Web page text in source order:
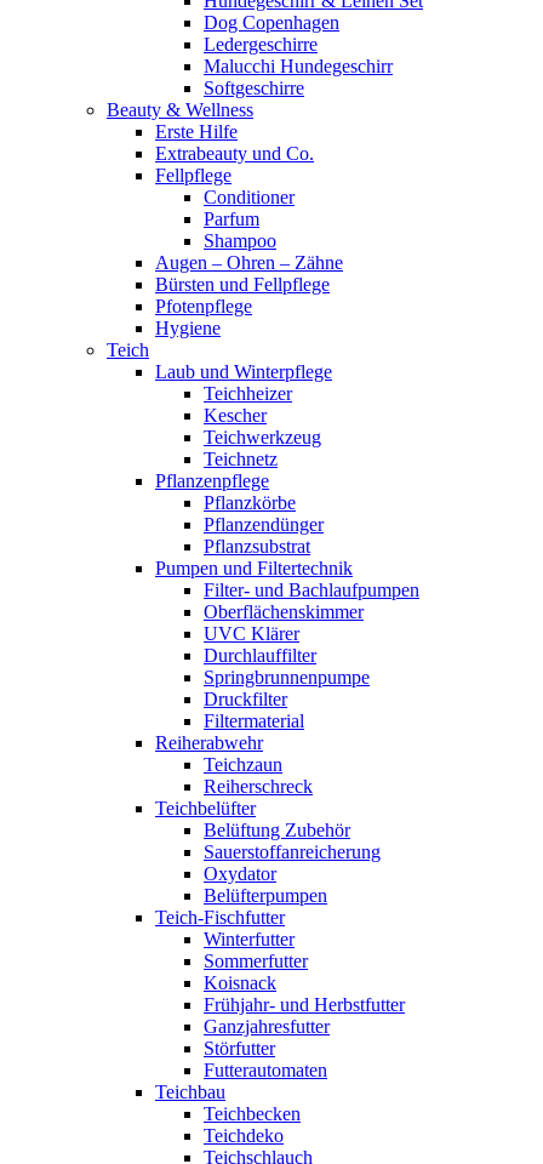
Dog Copenhagen
Ledergeschirre
Malucchi Hundegeschirr
Softgeschirre
Beauty & Wellness
Erste Hilfe
Extrabeauty und Co.
Fellpflege
Conditioner
Parfum
Shampoo
Augen – Ohren – Zähne
Bürsten und Fellpflege
Pfotenpflege
Hygiene
Teich
Laub und Winterpflege
Teichheizer
Kescher
Teichwerkzeug
Teichnetz
Pflanzenpflege
Pflanzkörbe
Pflanzendünger
Pflanzsubstrat
Pumpen und Filtertechnik
Filter- und Bachlaufpumpen
Oberflächenskimmer
UVC Klärer
Durchlauffilter
Springbrunnenpumpe
Druckfilter
Filtermaterial
Reiherabwehr
Teichzaun
Reiherschreck
Teichbelüfter
Belüftung Zubehör
Sauerstoffanreicherung
Oxydator
Belüfterpumpen
Teich-Fischfutter
Winterfutter
Sommerfutter
Koisnack
Frühjahr- und Herbstfutter
Ganzjahresfutter
Störfutter
Futterautomaten
Teichbau
Teichbecken
Teichdeko
Teichschlauch